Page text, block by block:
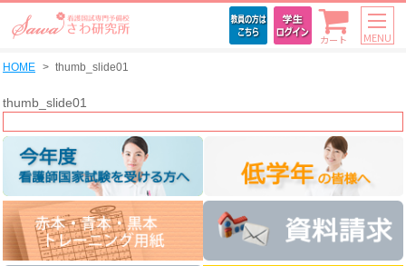
カート MENU
HOME thumb_slide01
thumb_slide01